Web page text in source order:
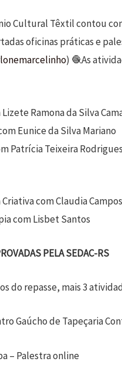
Cultural Têxtil contou
oficinas práticas e
) 🧶As
Lizete Ramona da Silva
Eunice da Silva Mariano
Patrícia Teixeira Rodrigues
Criativa com Claudia Campos
com Lisbet Santos
PELA SEDAC-RS
do repasse, mais 3
Gaúcho de Tapeçaria
– Palestra online